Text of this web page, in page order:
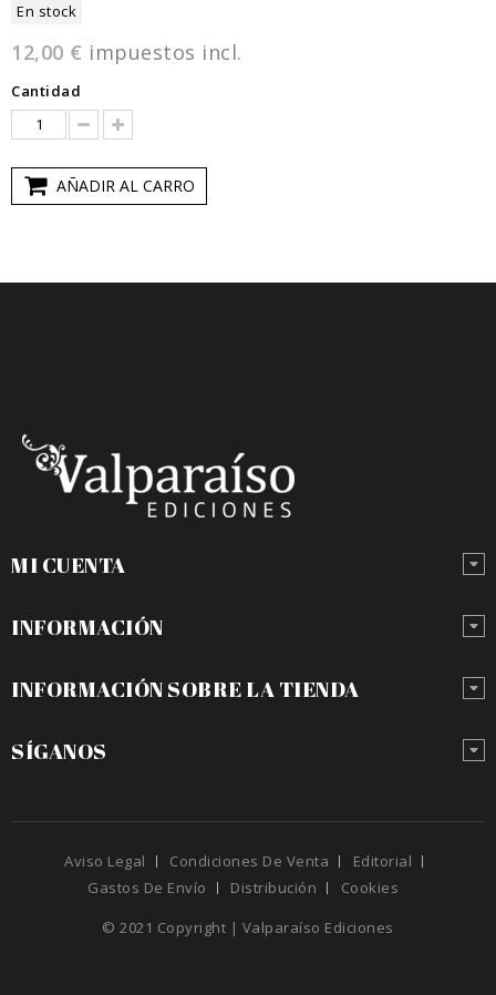
En stock
12,00 € impuestos incl.
Cantidad
AÑADIR AL CARRO
MI CUENTA
INFORMACIÓN
INFORMACIÓN SOBRE LA TIENDA
SÍGANOS
Aviso Legal Condiciones De Venta
Editorial
Gastos De Envío
Distribución
Cookies
© 2021 Copyright | Valparaíso Ediciones